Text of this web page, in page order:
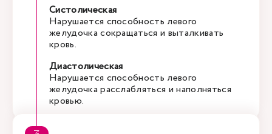
Систолическая
Нарушается способность левого
желудочка сокращаться и выталкивать
кровь.
Диастолическая
Нарушается способность левого
желудочка расслабляться и наполняться
кровью.